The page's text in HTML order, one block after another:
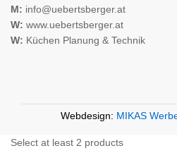
M: info@uebertsberger.at
W: www.uebertsberger.at
W: Küchen Planung & Technik
Webdesign: MIKAS
Select at least 2 products